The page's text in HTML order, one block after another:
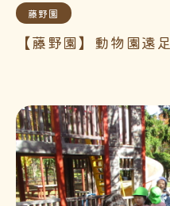
藤野園
【藤野園】動物園遠足